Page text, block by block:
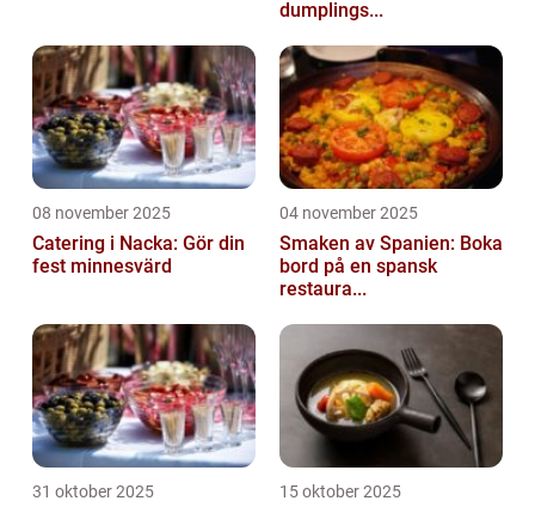
dumplings...
08 november 2025
Catering i Nacka: Gör din
fest minnesvärd
04 november 2025
Smaken av Spanien: Boka
bord på en spansk
restaura...
31 oktober 2025 15 oktober 2025